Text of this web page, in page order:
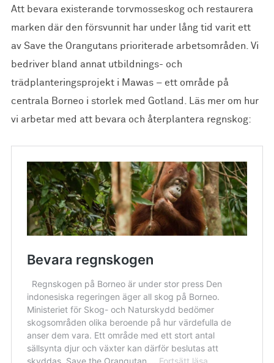
Att bevara existerande torvmosseskog och restaurera
marken där den försvunnit har under lång tid varit ett
av Save the Orangutans prioriterade arbetsområden. Vi
bedriver bland annat utbildnings- och
trädplanteringsprojekt i Mawas – ett område på
centrala Borneo i storlek med Gotland. Läs mer om hur
vi arbetar med att bevara och återplantera regnskog: